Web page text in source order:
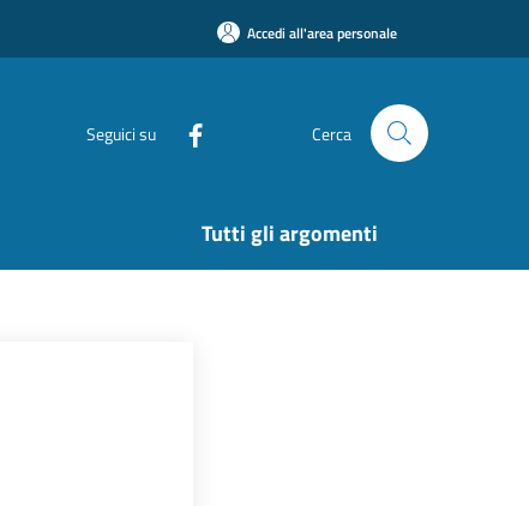
Accedi all'area personale
Seguici su Cerca
Tutti gli argomenti